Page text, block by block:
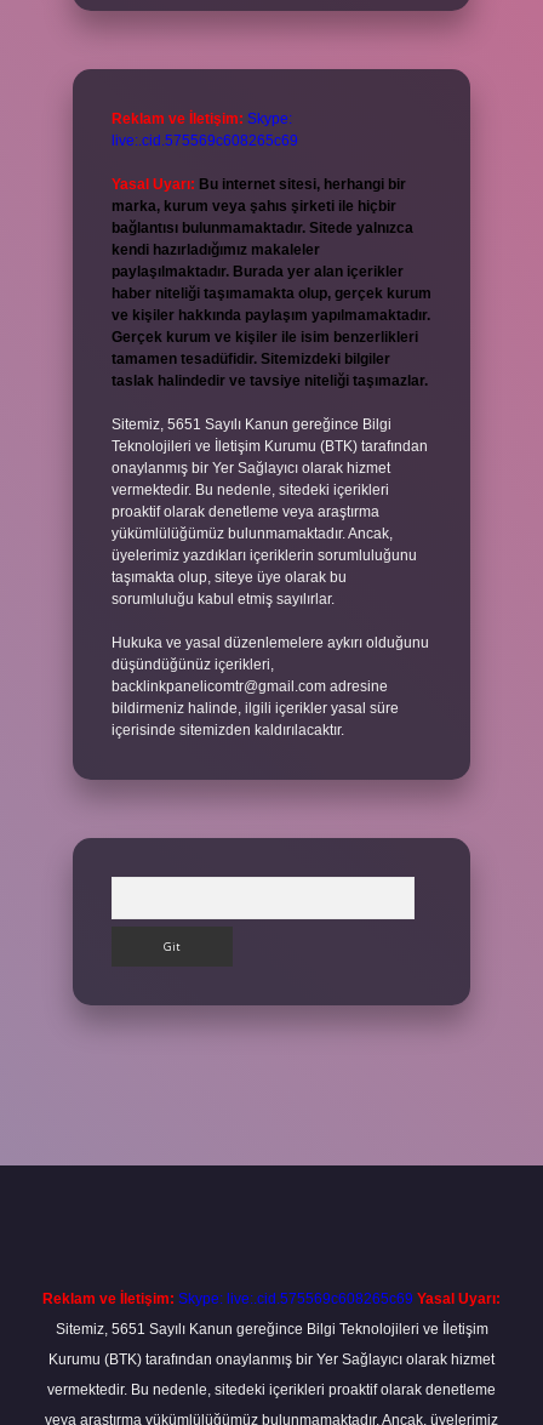
Reklam ve İletişim: Skype:
live:.cid.575569c608265c69
Yasal Uyarı: Bu internet sitesi, herhangi bir
marka, kurum veya şahıs şirketi ile hiçbir
bağlantısı bulunmamaktadır. Sitede yalnızca
kendi hazırladığımız makaleler
paylaşılmaktadır. Burada yer alan içerikler
haber niteliği taşımamakta olup, gerçek kurum
ve kişiler hakkında paylaşım yapılmamaktadır.
Gerçek kurum ve kişiler ile isim benzerlikleri
tamamen tesadüfidir. Sitemizdeki bilgiler
taslak halindedir ve tavsiye niteliği taşımazlar.
Sitemiz, 5651 Sayılı Kanun gereğince Bilgi
Teknolojileri ve İletişim Kurumu (BTK) tarafından
onaylanmış bir Yer Sağlayıcı olarak hizmet
vermektedir. Bu nedenle, sitedeki içerikleri
proaktif olarak denetleme veya araştırma
yükümlülüğümüz bulunmamaktadır. Ancak,
üyelerimiz yazdıkları içeriklerin sorumluluğunu
taşımakta olup, siteye üye olarak bu
sorumluluğu kabul etmiş sayılırlar.
Hukuka ve yasal düzenlemelere aykırı olduğunu
düşündüğünüz içerikleri,
backlinkpanelicomtr@gmail.com adresine
bildirmeniz halinde, ilgili içerikler yasal süre
içerisinde sitemizden kaldırılacaktır.
Reklam ve İletişim: Skype: live:.cid.575569c608265c69 Yasal Uyarı:
Sitemiz, 5651 Sayılı Kanun gereğince Bilgi Teknolojileri ve İletişim
Kurumu (BTK) tarafından onaylanmış bir Yer Sağlayıcı olarak hizmet
vermektedir. Bu nedenle, sitedeki içerikleri proaktif olarak denetleme
veya araştırma yükümlülüğümüz bulunmamaktadır. Ancak, üyelerimiz